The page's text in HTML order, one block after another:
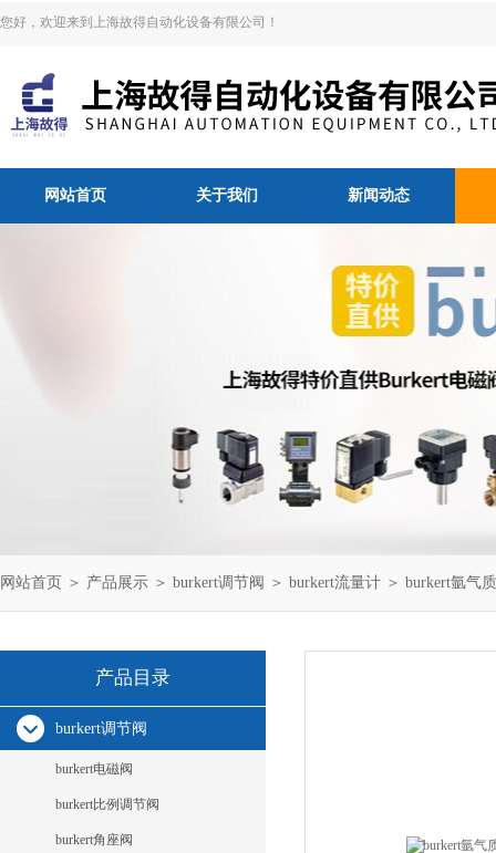
您好，欢迎来到上海故得自动化设备有限公司！
网站首页 关于我们 新闻动态
网站首页 ＞ 产品展示 ＞ burkert调节阀 ＞ burkert流量计 ＞ burkert氩气
产品目录
burkert调节阀
burkert电磁阀
burkert比例调节阀
burkert角座阀